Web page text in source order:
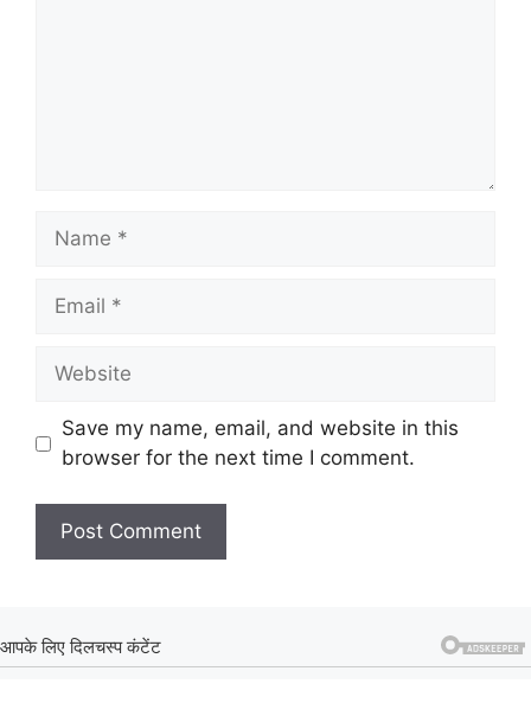
Name
Email
Website
Save my name, email, and website in this
browser for the next time I comment.